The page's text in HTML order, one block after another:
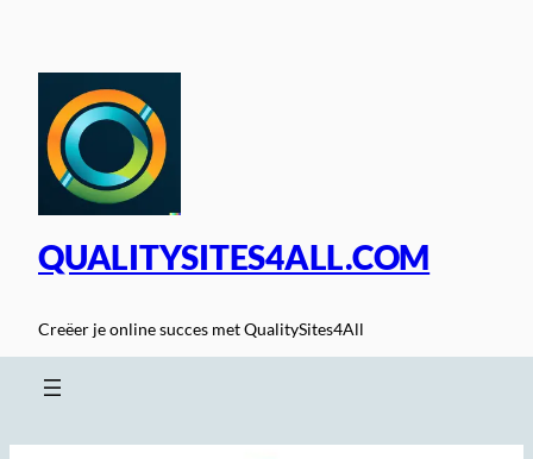
inhoud
QUALITYSITES4ALL.COM
Creëer je online succes met QualitySites4All